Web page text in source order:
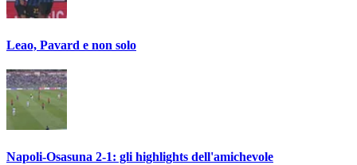
Leao, Pavard e non solo
Napoli-Osasuna 2-1: gli highlights dell'amichevole